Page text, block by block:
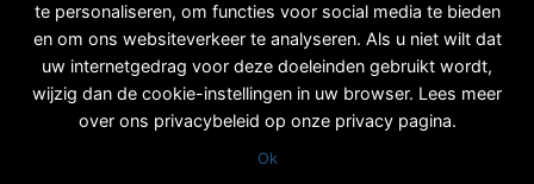
te personaliseren, om functies voor social media te bieden
en om ons websiteverkeer te analyseren. Als u niet wilt dat
uw internetgedrag voor deze doeleinden gebruikt wordt,
wijzig dan de cookie-instellingen in uw browser. Lees meer
over ons privacybeleid op onze privacy pagina.
Ok